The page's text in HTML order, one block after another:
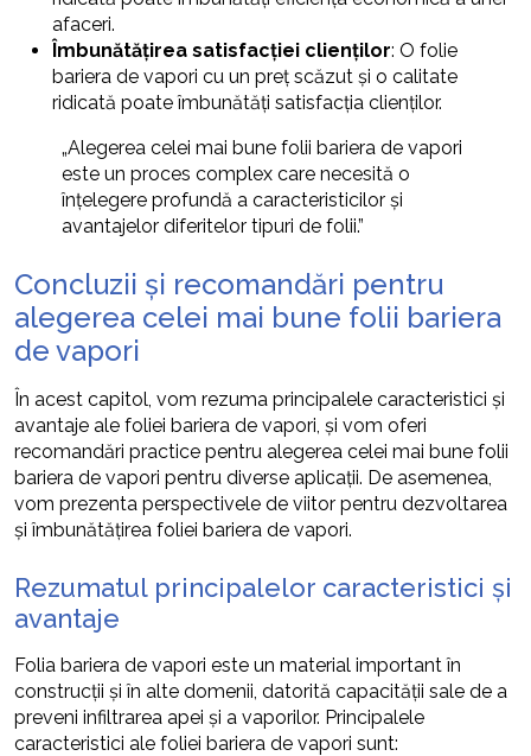
afaceri.
Îmbunătățirea satisfacției clienților: O folie
bariera de vapori cu un preț scăzut și o calitate
ridicată poate îmbunătăți satisfacția clienților.
„Alegerea celei mai bune folii bariera de vapori
este un proces complex care necesită o
înțelegere profundă a caracteristicilor și
avantajelor diferitelor tipuri de folii.”
Concluzii și recomandări pentru
alegerea celei mai bune folii bariera
de vapori
În acest capitol, vom rezuma principalele caracteristici și
avantaje ale foliei bariera de vapori, și vom oferi
recomandări practice pentru alegerea celei mai bune folii
bariera de vapori pentru diverse aplicații. De asemenea,
vom prezenta perspectivele de viitor pentru dezvoltarea
și îmbunătățirea foliei bariera de vapori.
Rezumatul principalelor caracteristici și
avantaje
Folia bariera de vapori este un material important în
construcții și în alte domenii, datorită capacității sale de a
preveni infiltrarea apei și a vaporilor. Principalele
caracteristici ale foliei bariera de vapori sunt: